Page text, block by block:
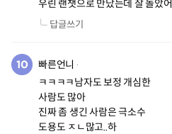
우린 랜챗으로 만났는데 잘 놀았
답글쓰기
빠른언니
ㅋㅋㅋㅋ남자도 보정 개심한
사람도 많아
진짜 좀 생긴 사람은 극소수
도용도 ㅈㄴ많고..하